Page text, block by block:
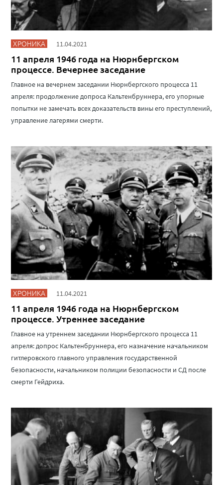
ХРОНИКА 11.04.2021
11 апреля 1946 года на Нюрнбергском
процессе. Вечернее заседание
Главное на вечернем заседании Нюрнбергского процесса 11
апреля: продолжение допроса Кальтенбруннера, его упорные
попытки не замечать всех доказательств вины его преступлений,
управление лагерями смерти.
ХРОНИКА 11.04.2021
11 апреля 1946 года на Нюрнбергском
процессе. Утреннее заседание
Главное на утреннем заседании Нюрнбергского процесса 11
апреля: допрос Кальтенбруннера, его назначение начальником
гитлеровского главного управления государственной
безопасности, начальником полиции безопасности и СД после
смерти Гейдриха.